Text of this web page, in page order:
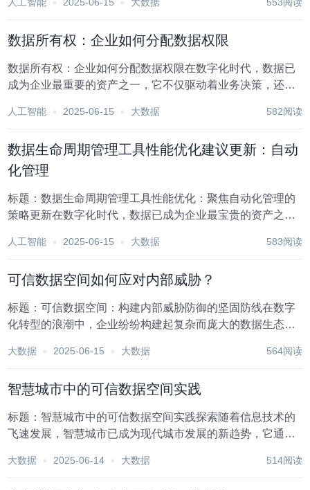
增加，给个人隐私、企业安全乃至国家安全带来了严峻挑
数据所有权：企业如何分配数据权限
数据所有权：企业如何分配数据权限在数字化时代，数据已
成为企业最重要的资产之一，它不仅驱动着业务决策，还蕴
长，数据所有权的归属和权限分配问题日益凸显，成为制约
人工智能 2025-06-15 大数据 582阅读
数据生命周期管理工具性能优化建议更新：自动
化管理
标题：数据生命周期管理工具性能优化：聚焦自动化管理的
策略更新在数字化时代，数据已成为企业最宝贵的资产之
确性、完整性和安全性，还能提升业务决策的效率和精准
以...
人工智能 2025-06-15 大数据 583阅读
可信数据空间如何应对内部威胁？
标题：可信数据空间：构建内部威胁防御的坚固防线在数字
化转型的浪潮中，企业纷纷构建起复杂而庞大的数据生态系
用数据资产。然而，随着数据价值的日益凸显，内部威胁成
大数据 2025-06-15 大数据 564阅读
智慧城市中的可信数据空间实践
标题：智慧城市中的可信数据空间实践探索随着信息技术的
飞速发展，智慧城市已成为现代城市发展的新趋势，它通过
提升城市管理效率、优化资源配置、增强居民生活质量。在
大数据 2025-06-14 大数据 514阅读